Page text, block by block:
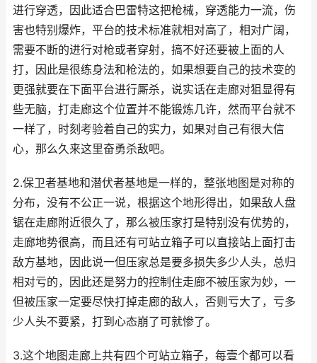
进行穿透，因此适合巴雷特这把枪械，穿透能力一流，伤
害也特别爆炸，平台的技术标准就相对高了，相对广阔，
需要不断的进行对枪或者穿射，搞不好还要被上面的人
打，因此是很练身法和枪法的，如果想要自己的技术变的
更强就要在下面平台进行厮杀，说实话在走廊对狙显得有
些无脑，打走廊这个位置并不能锻炼几许，然而平台就不
一样了，时刻考验着自己的实力，如果对自己有很大信
心，那么久来这里奋勇杀敌吧。
2.保卫者基地和潜伏者基地是一样的，整张地图是对称的
分布，没有不公正一说，根据这个地形得出，如果敌人盘
锯在走廊附近很久了，那么被压家打是特别没有优势的，
走廊地势很高，而且还有可站立箱子可以直接站上面打击
敌方基地，因此说一但压家总是要多损失多少人头，总归
相对亏的，因此还是努力的控制住走廊不被压家为妙，一
但被压家一定要尽快打掉走廊的敌人，否则亏大了，亏多
少人头不要紧，打到心态崩了可就惨了。
3.这个地图走廊上共有四个可站立箱子，每壹个都可以看